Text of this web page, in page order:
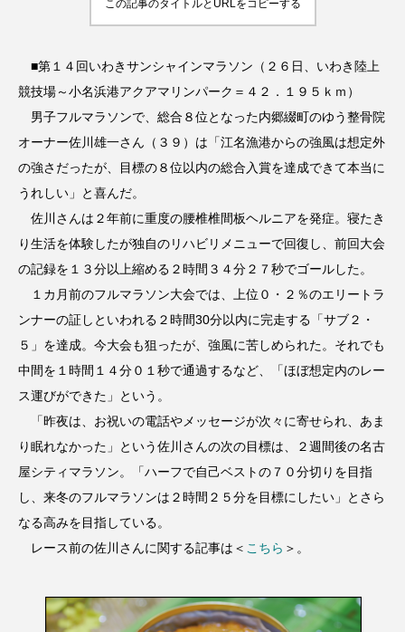
この記事のタイトルとURLをコピーする
■第１４回いわきサンシャインマラソン（２６日、いわき陸上
競技場～小名浜港アクアマリンパーク＝４２．１９５ｋｍ）
男子フルマラソンで、総合８位となった内郷綴町のゆう整骨院
オーナー佐川雄一さん（３９）は「江名漁港からの強風は想定外
の強さだったが、目標の８位以内の総合入賞を達成できて本当に
うれしい」と喜んだ。
佐川さんは２年前に重度の腰椎椎間板ヘルニアを発症。寝たき
り生活を体験したが独自のリハビリメニューで回復し、前回大会
の記録を１３分以上縮める２時間３４分２７秒でゴールした。
１カ月前のフルマラソン大会では、上位０・２％のエリートラ
ンナーの証しといわれる２時間30分以内に完走する「サブ２・
５」を達成。今大会も狙ったが、強風に苦しめられた。それでも
中間を１時間１４分０１秒で通過するなど、「ほぼ想定内のレー
ス運びができた」という。
「昨夜は、お祝いの電話やメッセージが次々に寄せられ、あま
り眠れなかった」という佐川さんの次の目標は、２週間後の名古
屋シティマラソン。「ハーフで自己ベストの７０分切りを目指
し、来冬のフルマラソンは２時間２５分を目標にしたい」とさら
なる高みを目指している。
レース前の佐川さんに関する記事は＜ こちら ＞。